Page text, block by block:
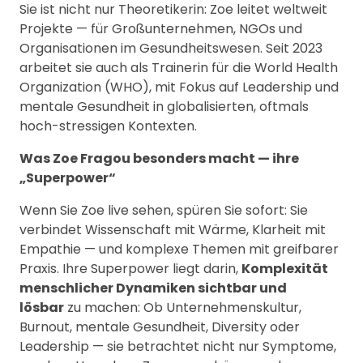
Sie ist nicht nur Theoretikerin: Zoe leitet weltweit
Projekte — für Großunternehmen, NGOs und
Organisationen im Gesundheitswesen. Seit 2023
arbeitet sie auch als Trainerin für die World Health
Organization (WHO), mit Fokus auf Leadership und
mentale Gesundheit in globalisierten, oftmals
hoch-stressigen Kontexten.
Was Zoe Fragou besonders macht — ihre
„Superpower“
Wenn Sie Zoe live sehen, spüren Sie sofort: Sie
verbindet Wissenschaft mit Wärme, Klarheit mit
Empathie — und komplexe Themen mit greifbarer
Praxis. Ihre Superpower liegt darin, Komplexität
menschlicher Dynamiken sichtbar und
lösbar zu machen: Ob Unternehmenskultur,
Burnout, mentale Gesundheit, Diversity oder
Leadership — sie betrachtet nicht nur Symptome,